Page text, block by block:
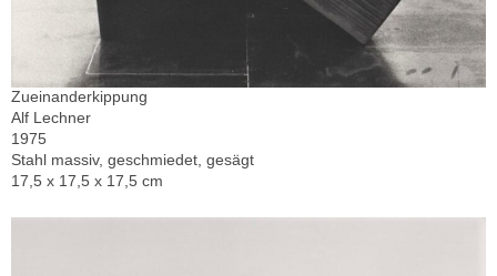
Zueinanderkippung
Alf Lechner
1975
Stahl massiv, geschmiedet, gesägt
17,5 x 17,5 x 17,5 cm